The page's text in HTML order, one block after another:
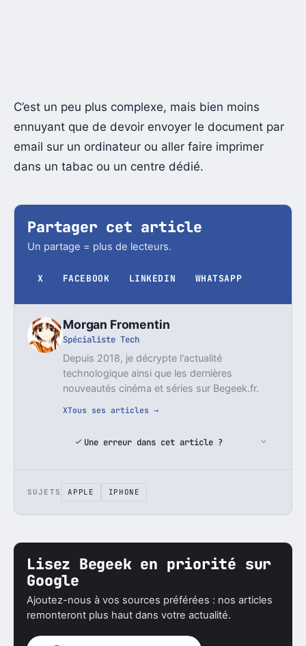
C’est un peu plus complexe, mais bien moins
ennuyant que de devoir envoyer le document par
email sur un ordinateur ou aller faire imprimer
dans un tabac ou un centre dédié.
Partager cet article
Un partage = plus de lecteurs.
X FACEBOOK LINKEDIN WHATSAPP
Morgan Fromentin
Spécialiste Tech
Depuis 2018, je décrypte l'actualité
technologique ainsi que les dernières
nouveautés cinéma et séries sur Begeek.fr.
XTous ses articles →
Une erreur dans cet article ?
SUJETS APPLE IPHONE
Lisez Begeek en priorité sur
Google
Ajoutez-nous à vos sources préférées : nos articles
remonteront plus haut dans votre actualité.